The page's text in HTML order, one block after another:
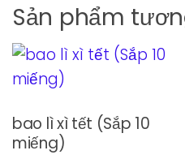
Sản phẩm
bao lì xì tết (Sắp 10
miếng)